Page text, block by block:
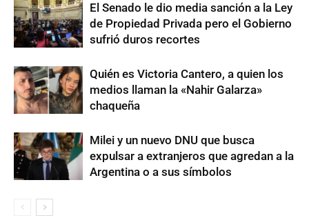
El Senado le dio media sanción a la Ley
de Propiedad Privada pero el Gobierno
sufrió duros recortes
Quién es Victoria Cantero, a quien los
medios llaman la «Nahir Galarza»
chaqueña
Milei y un nuevo DNU que busca
expulsar a extranjeros que agredan a la
Argentina o a sus símbolos